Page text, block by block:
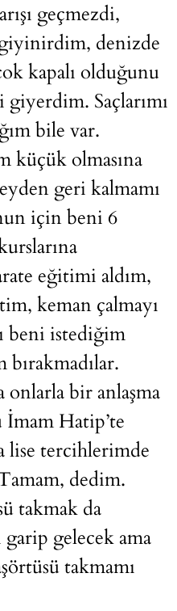
geçmezdi,
denizde
kapalı olduğunu
Saçlarımı
bile var.
küçük olmasına
geri kalmamı
için beni 6
eğitimi aldım,
keman çalmayı
beni istediğim
onlarla bir anlaşma
Hatip’te
lise tercihlerimde
dedim.
takmak da
gelecek ama
takmamı